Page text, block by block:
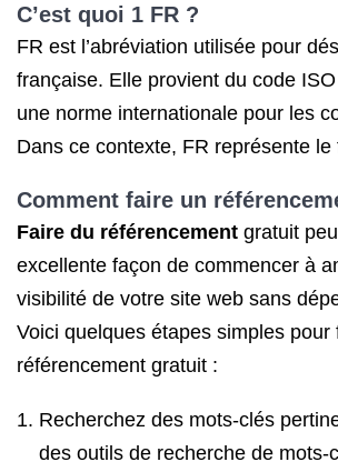
C’est quoi 1 FR ?
FR est l’abréviation utilisée pour
française. Elle provient du code
une norme internationale pour les
Dans ce contexte, FR représente le
Comment faire un
Faire du référencement gratuit
excellente façon de commencer à
visibilité de votre site web sans
Voici quelques étapes simples pour
référencement gratuit :
Recherchez des mots-clés
des outils de recherche de mots-